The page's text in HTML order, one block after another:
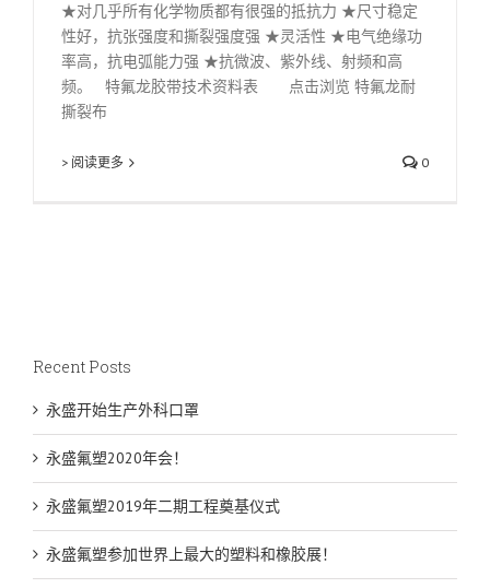
★对几乎所有化学物质都有很强的抵抗力 ★尺寸稳定
性好，抗张强度和撕裂强度强 ★灵活性 ★电气绝缘功
率高，抗电弧能力强 ★抗微波、紫外线、射频和高
频。 特氟龙胶带技术资料表 点击浏览 特氟龙耐
撕裂布
> 阅读更多 0
Recent Posts
永盛开始生产外科口罩
永盛氟塑2020年会！
永盛氟塑2019年二期工程奠基仪式
永盛氟塑参加世界上最大的塑料和橡胶展！